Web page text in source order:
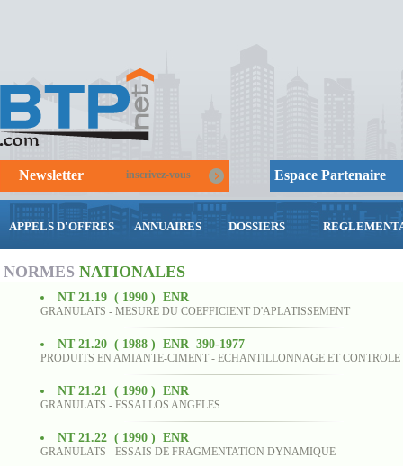
Newsletter inscrivez-vous Espace Partenaire
APPELS D'OFFRES ANNUAIRES DOSSIERS
NORMES NATIONALES
NT 21.19 ( 1990 ) ENR
GRANULATS - MESURE DU COEFFICIENT D'APLATISSEMENT
NT 21.20 ( 1988 ) ENR 390-1977
PRODUITS EN AMIANTE-CIMENT - ECHANTILLONNAGE ET CONTROLE
NT 21.21 ( 1990 ) ENR
GRANULATS - ESSAI LOS ANGELES
NT 21.22 ( 1990 ) ENR
GRANULATS - ESSAIS DE FRAGMENTATION DYNAMIQUE